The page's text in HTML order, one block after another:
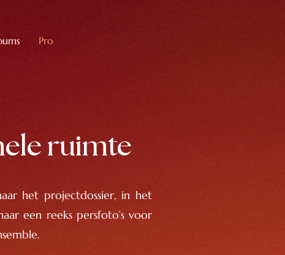
Pro
ruimte
het projectdossier, in het
een reeks persfoto’s voor